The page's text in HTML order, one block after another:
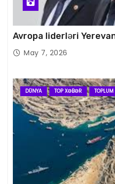
Avropa liderləri
May 7, 2026
DÜNYA TOP XƏBƏR TOPLUM